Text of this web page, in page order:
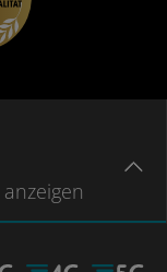
anzeigen